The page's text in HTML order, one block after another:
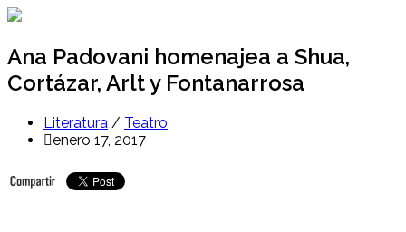
Ir
contenido
Ana Padovani homenajea a Shua,
Cortázar, Arlt y Fontanarrosa
Literatura / Teatro
enero 17, 2017